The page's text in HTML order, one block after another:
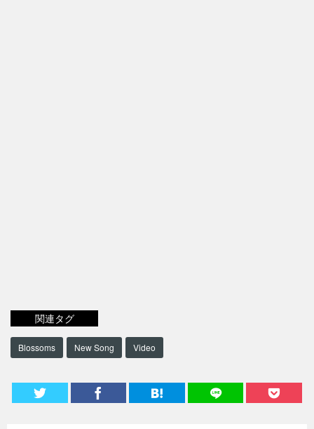
関連タグ
Blossoms New Song Video